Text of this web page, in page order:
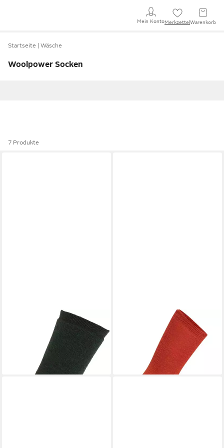
Mein KontoMerkzettel Warenkorb
Startseite Wäsche
Woolpower Socken
7 Produkte
WOOLPOWERSocken Socks
Socken Kids
Sock Liner Classic